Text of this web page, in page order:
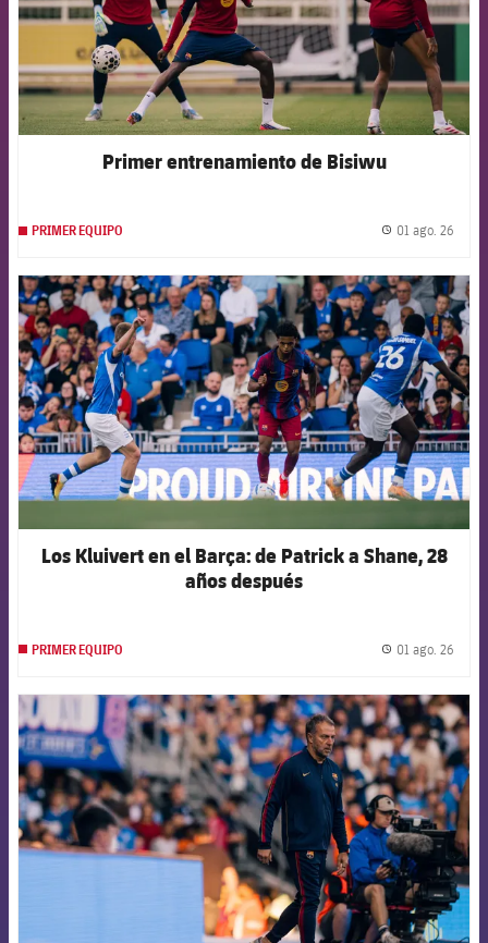
Primer entrenamiento de Bisiwu
PRIMER EQUIPO 01 ago. 26
FCB Barcelona badge
Los Kluivert en el Barça: de Patrick a Shane, 28
años después
PRIMER EQUIPO 01 ago. 26
FCB Barcelona badge